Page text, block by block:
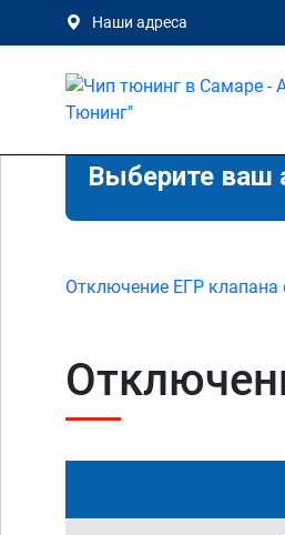
Наши адреса
Выберите ваш
Отключение ЕГР клапана